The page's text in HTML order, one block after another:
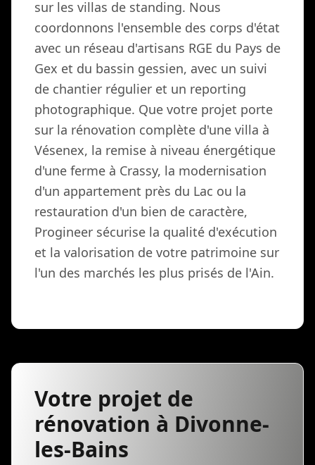
sur les villas de standing. Nous
coordonnons l'ensemble des corps d'état
avec un réseau d'artisans RGE du Pays de
Gex et du bassin gessien, avec un suivi
de chantier régulier et un reporting
photographique. Que votre projet porte
sur la rénovation complète d'une villa à
Vésenex, la remise à niveau énergétique
d'une ferme à Crassy, la modernisation
d'un appartement près du Lac ou la
restauration d'un bien de caractère,
Progineer sécurise la qualité d'exécution
et la valorisation de votre patrimoine sur
l'un des marchés les plus prisés de l'Ain.
Votre projet de
rénovation à Divonne-
les-Bains